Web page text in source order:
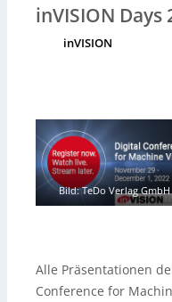
inVISION Days
inVISION
Bild: TeDo Verlag GmbH
Alle Präsentationen
Conference for